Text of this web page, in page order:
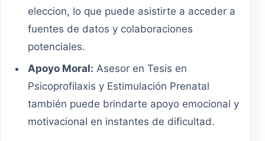
eleccion, lo que puede asistirte a acceder a
fuentes de datos y colaboraciones
potenciales.
Apoyo Moral: Asesor en Tesis en
Psicoprofilaxis y Estimulación Prenatal
también puede brindarte apoyo emocional y
motivacional en instantes de dificultad.